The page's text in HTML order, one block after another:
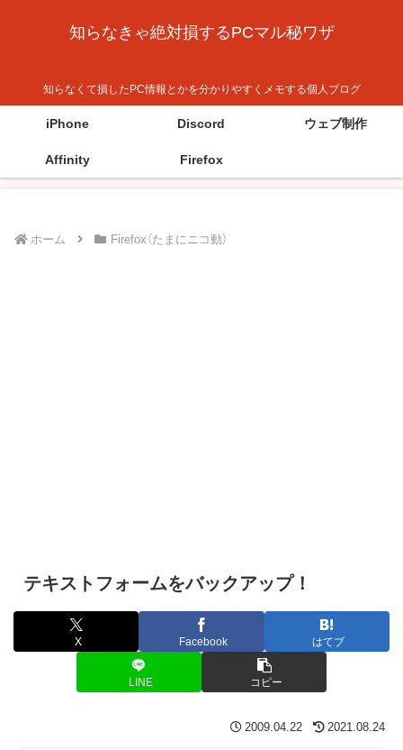
知らなきゃ絶対損するPCマル秘ワザ
知らなくて損したPC情報とかを分かりやすくメモする個人ブログ
iPhone Discord ウェブ制作
Affinity Firefox
ホーム Firefox（たまにニコ動）
テキストフォームをバックアップ！
X Facebook はてブ
LINE コピー
2009.04.22 2021.08.24